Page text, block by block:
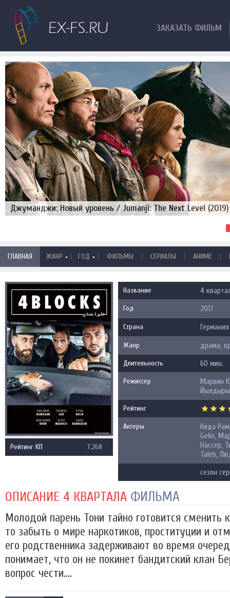
ЗАКАЗАТЬ ФИЛЬМ
Джуманджи: Новый уровень / Jumanji: The Next Level (2019)
ГЛАВНАЯ ЖАНР | ГОД | ФИЛЬМЫ | СЕРИАЛЫ | АНИМЕ |
Рейтинг КП 7.268
Название 4
Год 2017
Страна Германия
Жанр драма,
Длительность 60 мин.
Режиссер
Марвин
Рейтинг
Актеры
Кида
Gelin,
Нассер,
Taleb,
сезон
ОПИСАНИЕ 4 КВАРТАЛА ФИЛЬМА
Молодой парень Тони тайно готовится сменить
то забыть о мире наркотиков, проституции и
его родственника задерживают во время
понимает, что он не покинет бандитский клан
вопрос чести....